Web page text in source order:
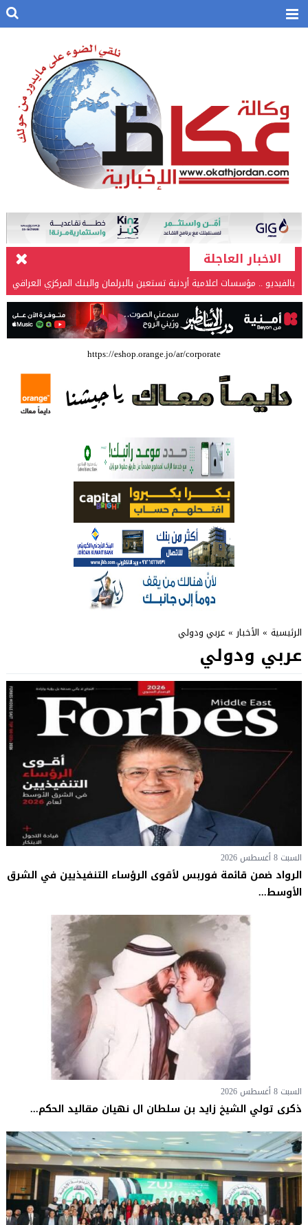
الاخبار العاجلة
بالفيديو .. مؤسسات اعلامية أردنية تستعين بالبرلمان والبنك المركزي العراقي
في قضيتها مع طارق الحسن
بالفيديو .. إرادة القائد ثم التعليم ثم الصناعة والزراعة قذفت ببنجلاديش خلال
عشرين عاما من دخل الفرد ٤٠٠$ سنويا الى ٦٠٠٠ $ ، فهل نستطيع ؟؟؟؟؟
شركة تسابيح للسياحة والسفر تسير اول رحلة لحجاج بيت الله الحرام عبر مطار
الملكة علياء الدولي – صور
العلمية الثقافية الأردنية
حملة للتبرع بالدم في جامعة الزيتونة الأردنية
https://eshop.orange.jo/ar/corporate
الرئيسية » الأخبار » عربي ودولي
عربي ودولي
السبت 8 أغسطس 2026
الرواد ضمن قائمة فوربس لأقوى الرؤساء التنفيذيين في الشرق
الأوسط...
السبت 8 أغسطس 2026
ذكرى تولي الشيخ زايد بن سلطان ال نهيان مقاليد الحكم...